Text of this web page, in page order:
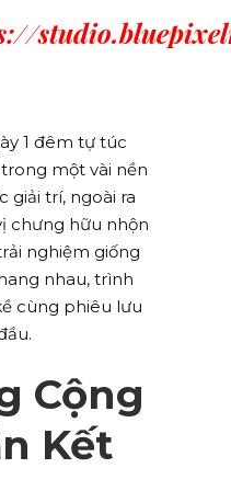
1 đêm tự túc
một vài nền
giải trí, ngoài ra
chưng hữu nhộn
nghiệm giống
nhau, trình
cùng phiêu lưu
Cộng
Kết